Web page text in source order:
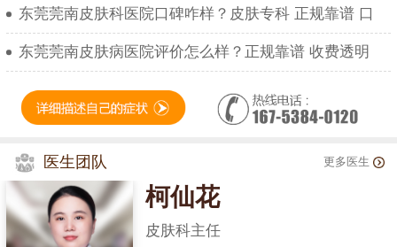
东莞莞南皮肤科医院口碑咋样？皮肤专科 正规靠谱 口
东莞莞南皮肤病医院评价怎么样？正规靠谱 收费透明
医生团队 更多医生
柯仙花
皮肤科主任